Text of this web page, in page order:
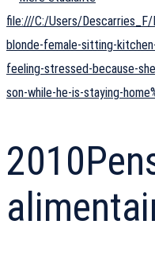
file:///C:/Users/
blonde-female-sitting-
feeling-stressed-because-
son-while-he-is-staying-
2010